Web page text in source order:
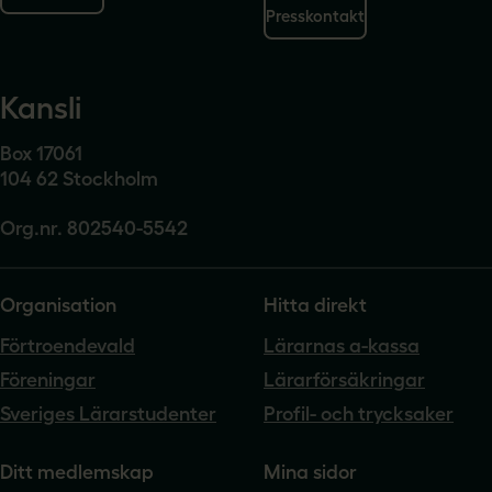
Presskontakt
Kansli
Box 17061
104 62 Stockholm
Org.nr. 802540-5542
Organisation
Förtroendevald
Föreningar
Sveriges Lärarstudenter
Hitta direkt
Lärarnas a-kassa
Lärarförsäkringar
Profil- och trycksaker
Ditt medlemskap Mina sidor